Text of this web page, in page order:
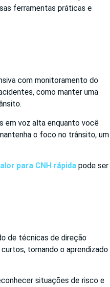
ferramentas práticas e
com monitoramento do
como manter uma
em voz alta enquanto você
o foco no trânsito, um
para CNH rápida pode ser
de técnicas de direção
tornando o aprendizado
situações de risco e